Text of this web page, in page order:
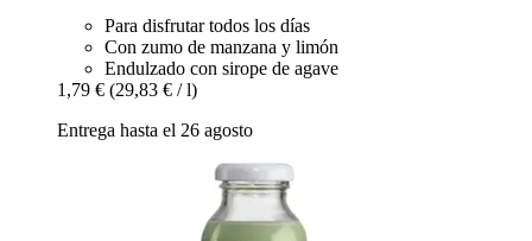
Para disfrutar todos los días
Con zumo de manzana y limón
Endulzado con sirope de agave
1,79 € (29,83 € / l)
Entrega hasta el 26 agosto